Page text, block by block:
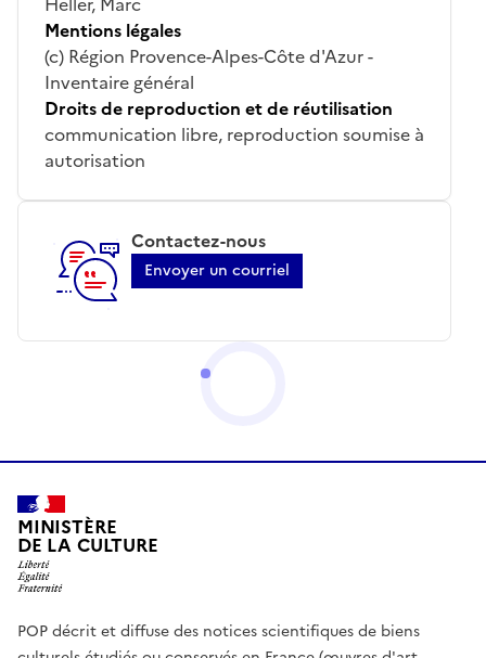
Mentions légales
(c) Région Provence-Alpes-Côte d'Azur -
Inventaire général
Droits de reproduction et de réutilisation
communication libre, reproduction soumise à
autorisation
Contactez-nous
Envoyer un courriel
MINISTÈRE
DE LA CULTURE
POP décrit et diffuse des notices scientifiques de biens